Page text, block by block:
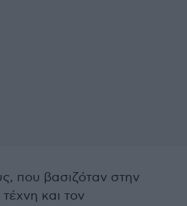
που βασιζόταν στην
και τον